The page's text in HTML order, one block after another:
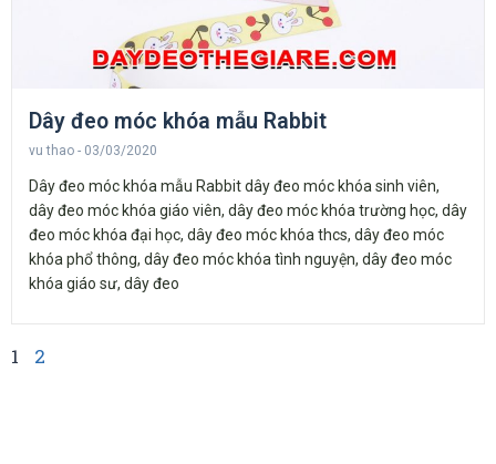
Dây đeo móc khóa mẫu Rabbit
vu thao 03/03/2020
Dây đeo móc khóa mẫu Rabbit dây đeo móc khóa sinh viên,
dây đeo móc khóa giáo viên, dây đeo móc khóa trường học, dây
đeo móc khóa đại học, dây đeo móc khóa thcs, dây đeo móc
khóa phổ thông, dây đeo móc khóa tình nguyện, dây đeo móc
khóa giáo sư, dây đeo
1 2